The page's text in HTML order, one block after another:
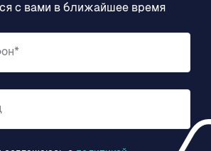
с вами в ближайшее время